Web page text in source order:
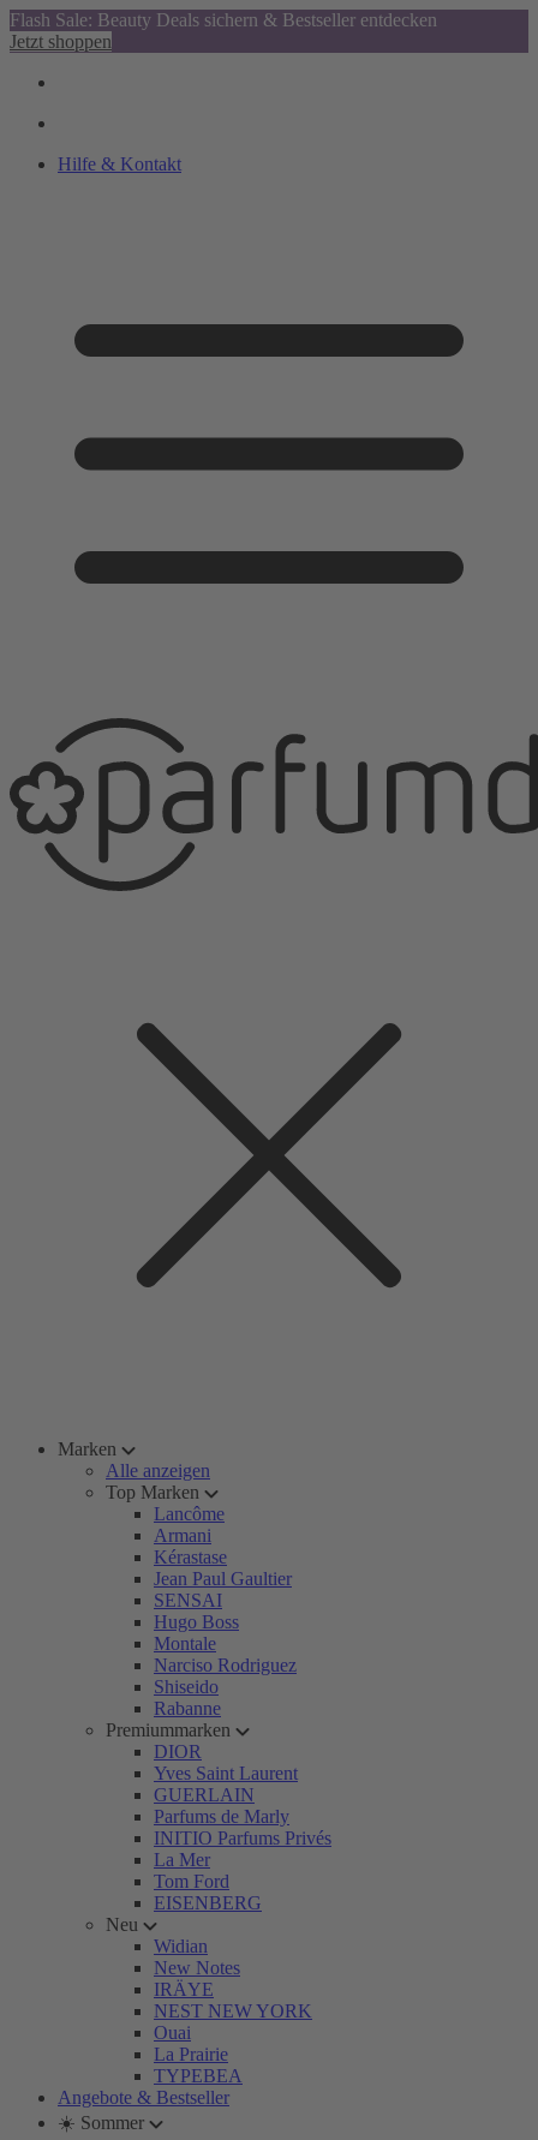
Flash Sale: Beauty Deals sichern & Bestseller entdecken
Jetzt shoppen
Hilfe & Kontakt
Marken
Alle anzeigen
Top Marken
Lancôme
Armani
Kérastase
Jean Paul Gaultier
SENSAI
Hugo Boss
Montale
Narciso Rodriguez
Shiseido
Rabanne
Premiummarken
DIOR
Yves Saint Laurent
GUERLAIN
Parfums de Marly
INITIO Parfums Privés
La Mer
Tom Ford
EISENBERG
Neu
Widian
New Notes
IRÄYE
NEST NEW YORK
Ouai
La Prairie
TYPEBEA
Angebote & Bestseller
☀️ Sommer